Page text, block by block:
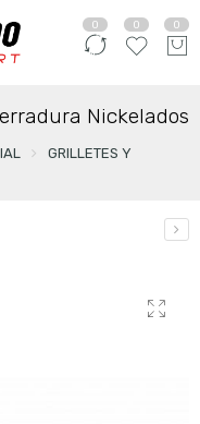
0 0 0
Nickelados
GRILLETES Y